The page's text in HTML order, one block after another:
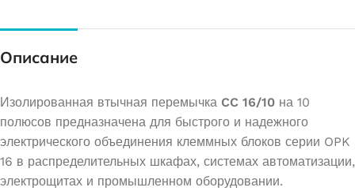
Описание
Изолированная втычная перемычка CC 16/10 на 10
полюсов предназначена для быстрого и надежного
электрического объединения клеммных блоков серии OPK
16 в распределительных шкафах, системах автоматизации,
электрощитах и промышленном оборудовании.